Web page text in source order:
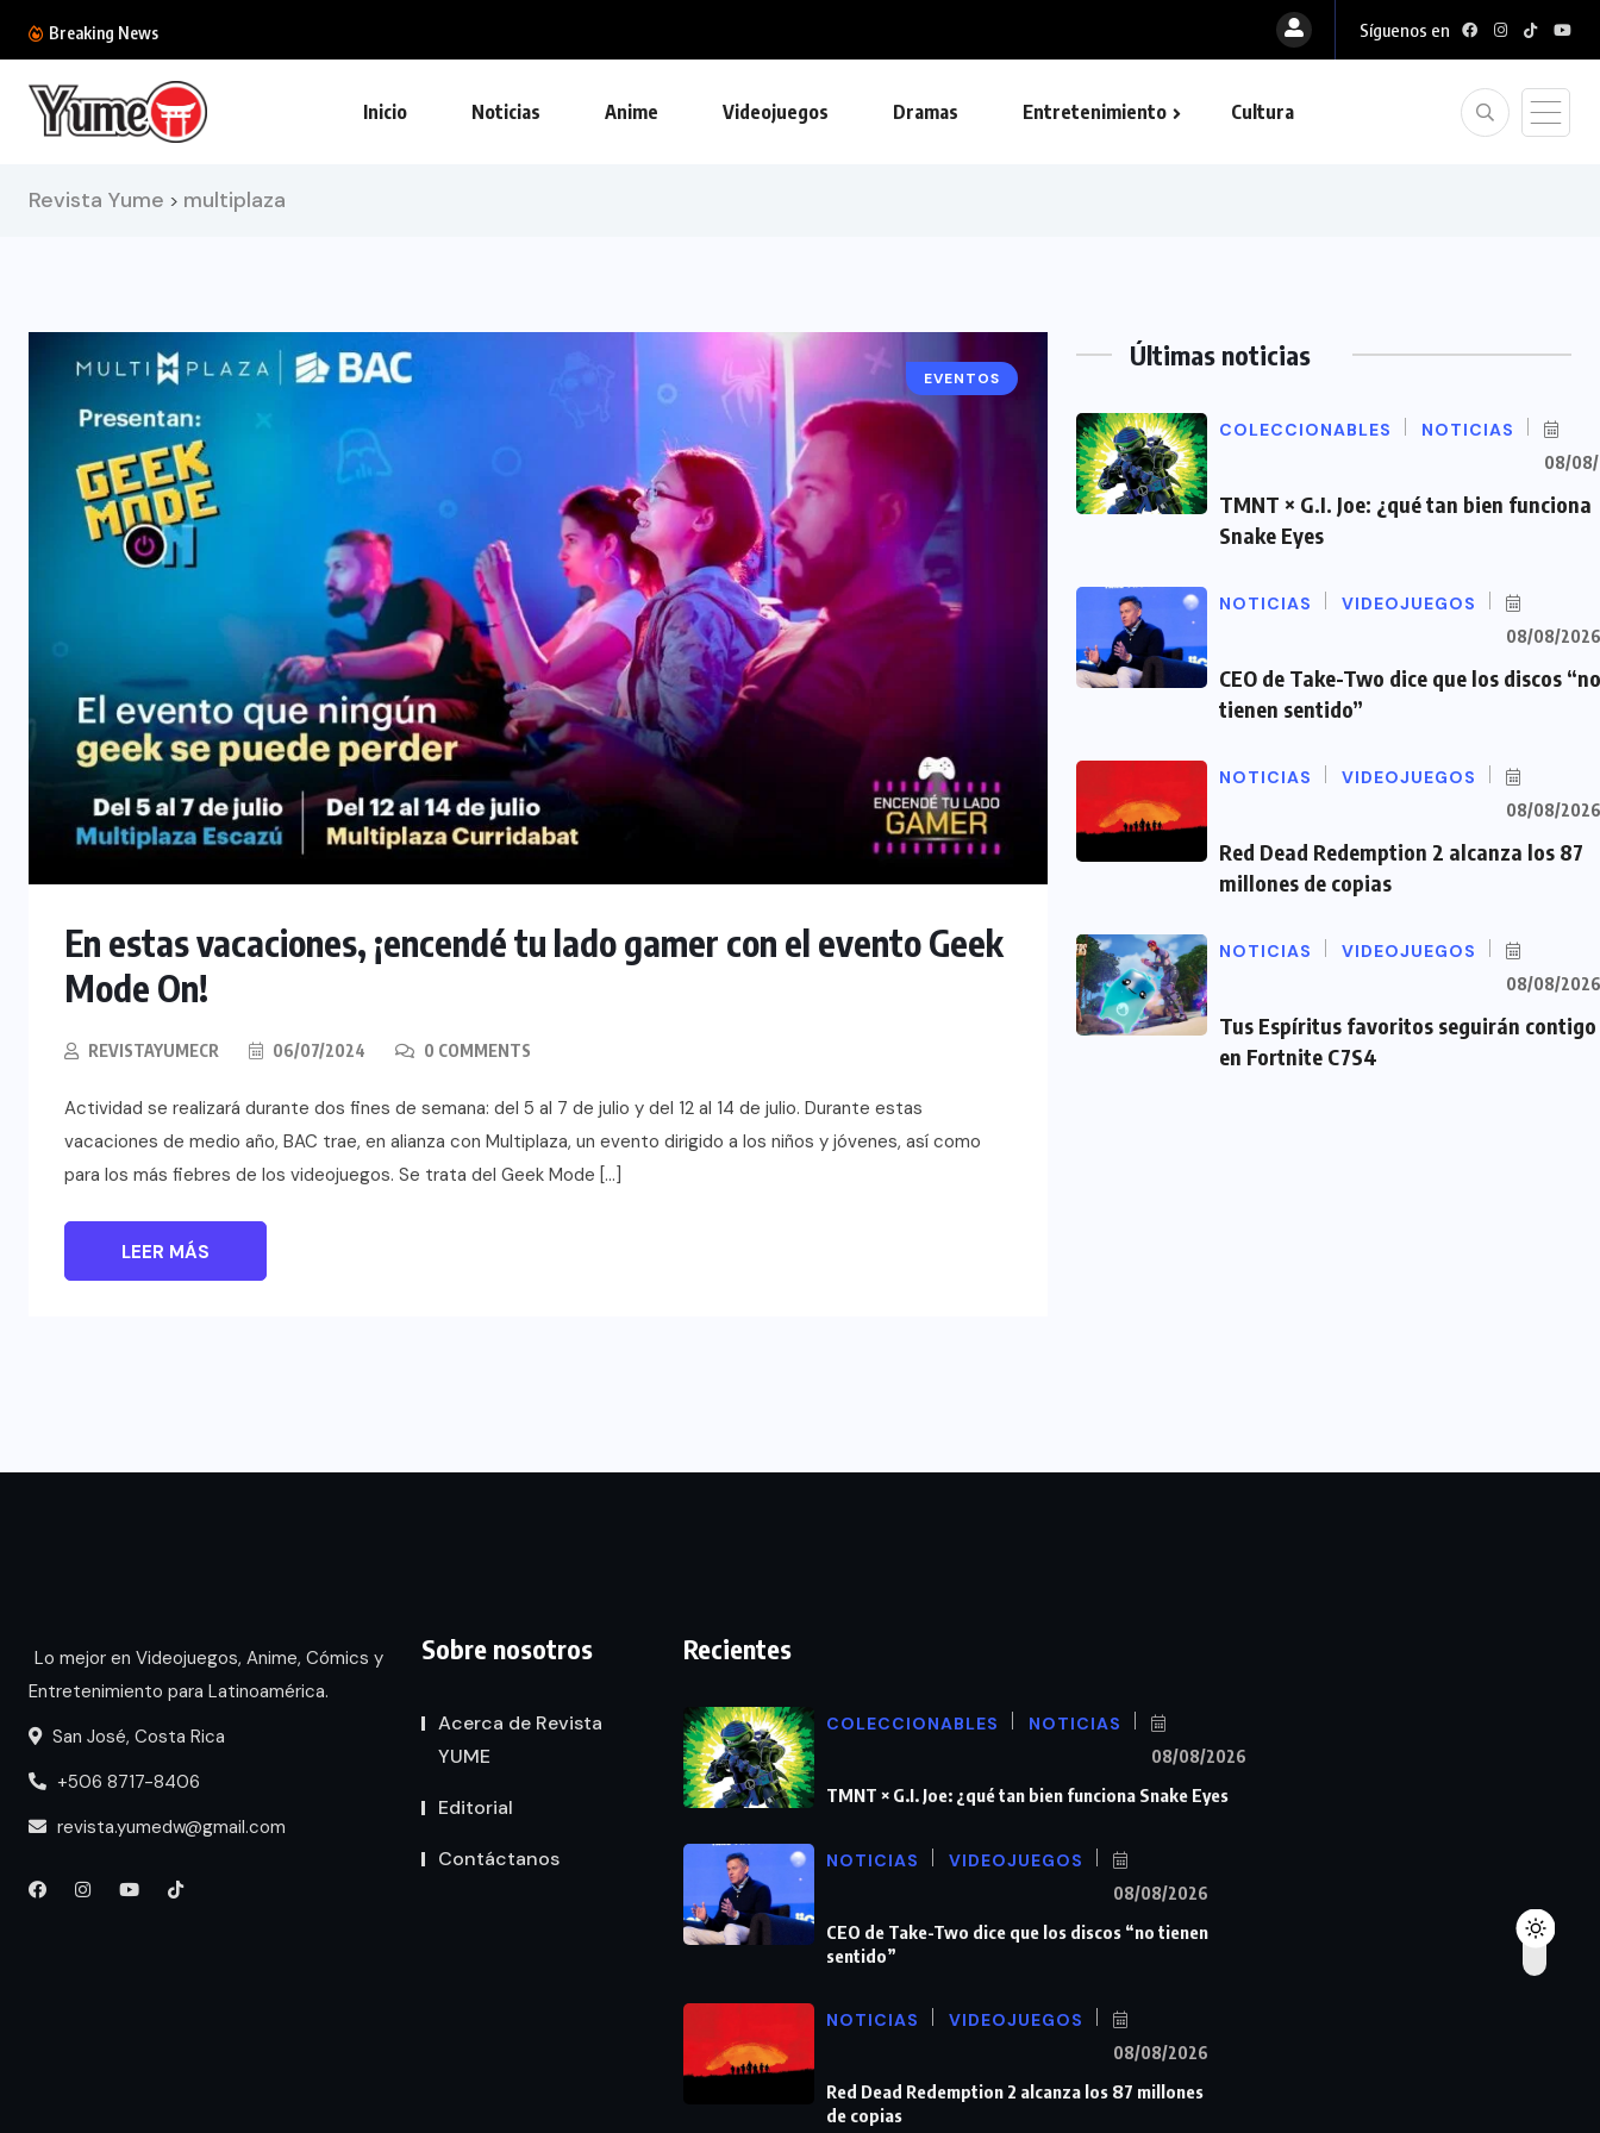
Breaking News Ya tenemos la colección definitiva de la BlizzCon...
Síguenos en
Inicio Noticias Anime Videojuegos Dramas Entretenimiento Cultura
Revista Yume > multiplaza
EVENTOS
En estas vacaciones, ¡encendé tu lado gamer con el evento Geek
Mode On!
REVISTAYUMECR 06/07/2024 0 COMMENTS
Actividad se realizará durante dos fines de semana: del 5 al 7 de julio y del 12 al 14 de julio. Durante estas
vacaciones de medio año, BAC trae, en alianza con Multiplaza, un evento dirigido a los niños y jóvenes, así como
para los más fiebres de los videojuegos. Se trata del Geek Mode […]
LEER MÁS
Últimas noticias
COLECCIONABLES NOTICIAS
08/
TMNT × G.I. Joe: ¿qué tan bien funciona
Snake Eyes
NOTICIAS VIDEOJUEGOS
08/08/2026
CEO de Take-Two dice que los discos “no
tienen sentido”
NOTICIAS VIDEOJUEGOS
08/08/2026
Red Dead Redemption 2 alcanza los 87
millones de copias
NOTICIAS VIDEOJUEGOS
08/08/2026
Tus Espíritus favoritos seguirán contigo
en Fortnite C7S4
Lo mejor en Videojuegos, Anime, Cómics y
Entretenimiento para Latinoamérica.
San José, Costa Rica
+506 8717-8406
revista.yumedw@gmail.com
Sobre nosotros
Acerca de Revista
YUME
Editorial
Contáctanos
Recientes
COLECCIONABLES NOTICIAS
08/08/2026
TMNT × G.I. Joe: ¿qué tan bien funciona Snake Eyes
NOTICIAS VIDEOJUEGOS
08/08/2026
CEO de Take-Two dice que los discos “no tienen
sentido”
NOTICIAS VIDEOJUEGOS
08/08/2026
Red Dead Redemption 2 alcanza los 87 millones
de copias